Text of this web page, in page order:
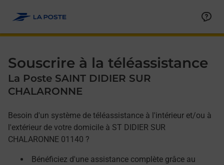
Souscrire à la téléassistance
La Poste SAINT DIDIER SUR
CHALARONNE
Besoin d'un système de téléassistance à l'intérieur et/ou à
l'extérieur de votre domicile à ST DIDIER SUR
CHALARONNE 01140 ?
Bénéficiez d'une assistance complète grâce au